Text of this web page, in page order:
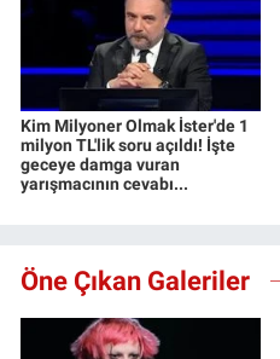
Kim Milyoner Olmak İster'de 1
milyon TL'lik soru açıldı! İşte
geceye damga vuran
yarışmacının cevabı...
Öne Çıkan Galeriler